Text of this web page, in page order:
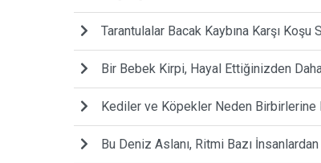
Tarantulalar Bacak Kaybına Karşı
Bir Bebek Kirpi, Hayal Ettiğinizden
Kediler ve Köpekler Neden Birbirlerine
Bu Deniz Aslanı, Ritmi Bazı